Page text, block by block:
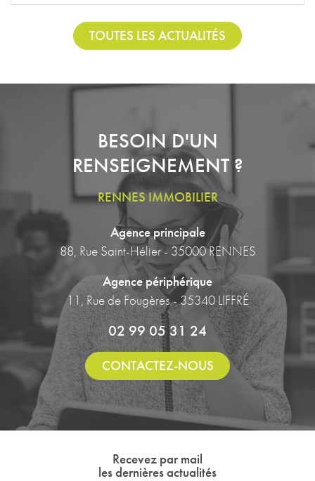
TOUTES LES ACTUALITÉS
BESOIN D'UN
RENSEIGNEMENT ?
RENNES IMMOBILIER
Agence principale
88, Rue Saint-Hélier - 35000 RENNES
Agence périphérique
11, Rue de Fougères - 35340 LIFFRÉ
02 99 05 31 24
CONTACTEZ-NOUS
Recevez par mail
les dernières actualités